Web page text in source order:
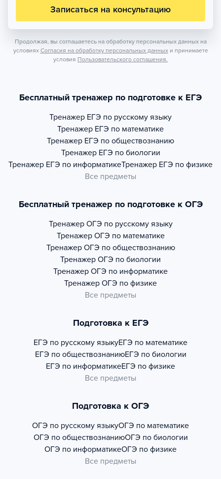
Записаться на консультацию
Продолжая, вы соглашаетесь на обработку персональных данных на
условиях Согласия на обработку персональных данных и принимаете
условия Пользовательского соглашения.
Бесплатный тренажер по подготовке к ЕГЭ
Тренажер ЕГЭ по русскому языку
Тренажер ЕГЭ по математике
Тренажер ЕГЭ по обществознанию
Тренажер ЕГЭ по биологии
Тренажер ЕГЭ по информатикеТренажер ЕГЭ по физике
Все предметы
Бесплатный тренажер по подготовке к ОГЭ
Тренажер ОГЭ по русскому языку
Тренажер ОГЭ по математике
Тренажер ОГЭ по обществознанию
Тренажер ОГЭ по биологии
Тренажер ОГЭ по информатике
Тренажер ОГЭ по физике
Все предметы
Подготовка к ЕГЭ
ЕГЭ по русскому языкуЕГЭ по математике
ЕГЭ по обществознаниюЕГЭ по биологии
ЕГЭ по информатикеЕГЭ по физике
Все предметы
Подготовка к ОГЭ
ОГЭ по русскому языкуОГЭ по математике
ОГЭ по обществознаниюОГЭ по биологии
ОГЭ по информатикеОГЭ по физике
Все предметы